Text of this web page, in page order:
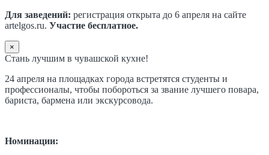
Для заведений: регистрация открыта до 6 апреля на сайте
artelgos.ru. Участие бесплатное.
×
Стань лучшим в чувашской кухне!
24 апреля на площадках города встретятся студенты и
профессионалы, чтобы побороться за звание лучшего повара,
бариста, бармена или экскурсовода.
Номинации: